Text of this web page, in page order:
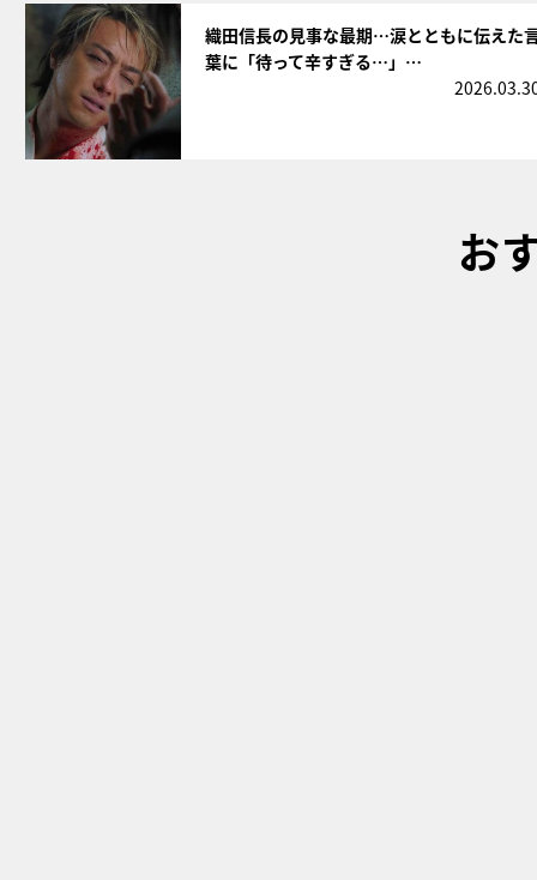
織田信長の見事な最期…涙とともに伝えた
葉に「待って辛すぎる…」…
お